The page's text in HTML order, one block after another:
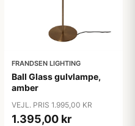
FRANDSEN LIGHTING
Ball Glass gulvlampe,
amber
VEJL. PRIS 1.995,00 KR
1.395,00 kr